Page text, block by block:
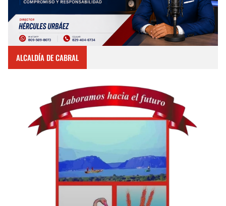
ALCALDÍA DE CABRAL